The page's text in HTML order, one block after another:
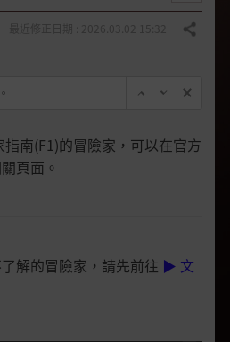
分享
南(F1)的冒險家，可以在官方
頁面。
解的冒險家，請先前往 ▶ 文